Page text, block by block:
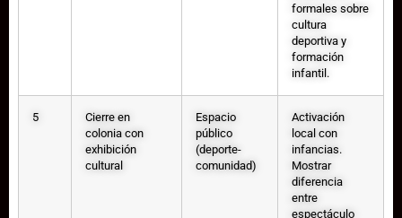
formales sobre
cultura
deportiva y
formación
infantil.
5
Cierre en
colonia con
exhibición
cultural
Espacio
público
(deporte-
comunidad)
Activación
local con
infancias.
Mostrar
diferencia
entre
espectáculo